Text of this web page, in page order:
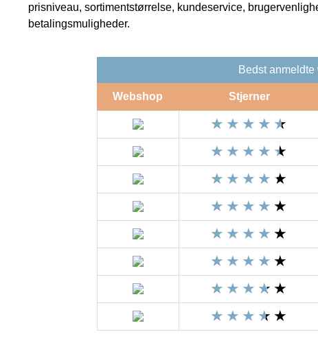
prisniveau, sortimentstørrelse, kundeservice,
betalingsmuligheder.
Bedst
Webshop Stjerner